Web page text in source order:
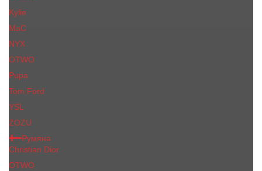
Kylie
MaC
NYX
OTWO
Pupa
Tom Ford
YSL
ZOZU
Румяна
Christian Dior
OTWO